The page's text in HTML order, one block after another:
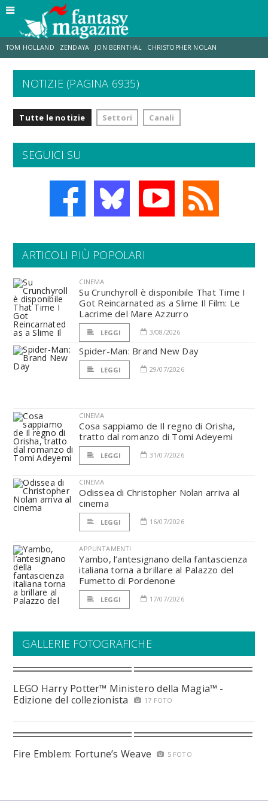
TOM HOLLAND ZENDAYA JON BERNTHAL CHRISTOPHER NOLAN
STRANIMONDI LUCCA COMICS & GAMES
DESTIN DANIEL CRETTON ERIK SOMMERS
NOTIZIE (PAGINA 6935)
Tutte le notizie Settori Canali
SEGUICI SU
ARTICOLI PIÙ POPOLARI
CINEMA
Su Crunchyroll è disponibile That Time I
Got Reincarnated as a Slime Il Film: Le
Lacrime del Mare Azzurro
LEGGI 3/08/2026
Spider-Man: Brand New Day
LEGGI 29/07/2026
CINEMA
Cosa sappiamo de Il regno di Orisha,
tratto dal romanzo di Tomi Adeyemi
LEGGI 31/07/2026
CINEMA
Odissea di Christopher Nolan arriva al
cinema
LEGGI 16/07/2026
APPUNTAMENTI
Yambo, l’antesignano della fantascienza
italiana torna a brillare al Palazzo del
Fumetto di Pordenone
LEGGI 17/07/2026
GALLERIE FOTOGRAFICHE
LEGO Harry Potter™ Ministero della Magia™ -
Edizione del collezionista
17 FOTO
Fire Emblem: Fortune’s Weave 5 FOTO